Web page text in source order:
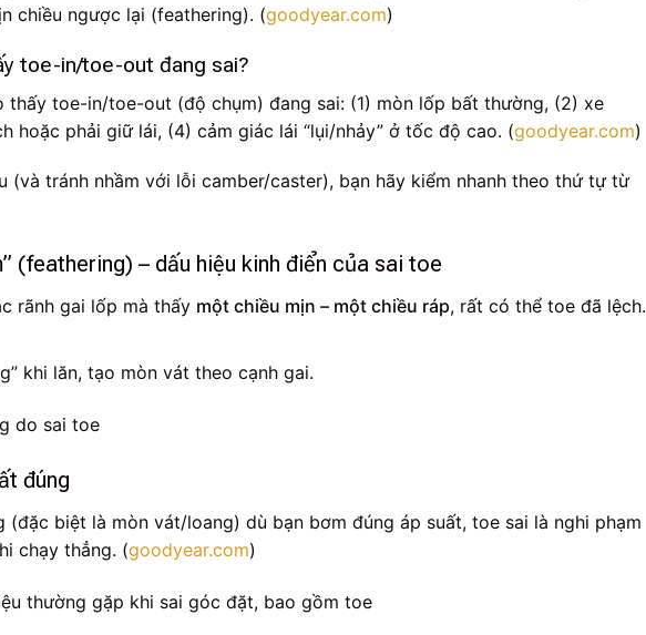
chiều ngược lại (feathering). (goodyear.com)
toe-in/toe-out đang sai?
thấy toe-in/toe-out (độ chụm) đang sai: (1) mòn lốp bất thường, (2) xe
hoặc phải giữ lái, (4) cảm giác lái “lụi/nhảy” ở tốc độ cao. (goodyear.com)
(và tránh nhầm với lỗi camber/caster), bạn hãy kiểm nhanh theo thứ tự từ
(feathering) – dấu hiệu kinh điển của sai toe
rãnh gai lốp mà thấy một chiều mịn – một chiều ráp, rất có thể toe đã lệch.
khi lăn, tạo mòn vát theo cạnh gai.
đúng
(đặc biệt là mòn vát/loang) dù bạn bơm đúng áp suất, toe sai là nghi phạm
chạy thẳng. (goodyear.com)